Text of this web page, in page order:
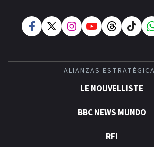
ALIANZAS
LE NOUVELLISTE
BBC NEWS MUNDO
RFI